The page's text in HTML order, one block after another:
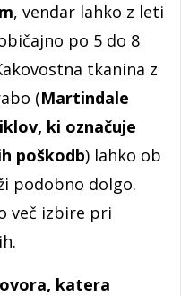
, vendar lahko z leti
po 5 do 8
tkanina z
(Martindale
ki označuje
poškodb) lahko ob
podobno dolgo.
več izbire pri
katera